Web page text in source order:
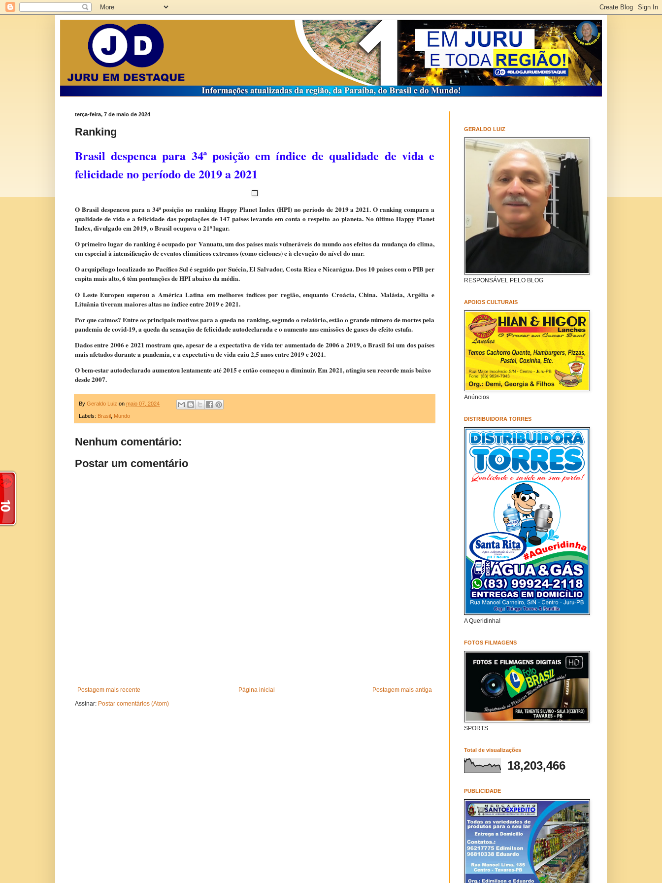
terça-feira, 7 de maio de 2024
Ranking
Brasil despenca para 34ª posição em índice de qualidade de vida e
felicidade no período de 2019 a 2021
O Brasil despencou para a 34ª posição no ranking Happy Planet Index (HPI) no período de 2019 a 2021. O ranking compara a
qualidade de vida e a felicidade das populações de 147 países levando em conta o respeito ao planeta. No último Happy Planet
Index, divulgado em 2019, o Brasil ocupava o 21º lugar.
O primeiro lugar do ranking é ocupado por Vanuatu, um dos países mais vulneráveis do mundo aos efeitos da mudança do clima,
em especial à intensificação de eventos climáticos extremos (como ciclones) e à elevação do nível do mar.
O arquipélago localizado no Pacífico Sul é seguido por Suécia, El Salvador, Costa Rica e Nicarágua. Dos 10 países com o PIB per
capita mais alto, 6 têm pontuações de HPI abaixo da média.
O Leste Europeu superou a América Latina em melhores índices por região, enquanto Croácia, China. Malásia, Argélia e
Lituânia tiveram maiores altas no índice entre 2019 e 2021.
Por que caímos? Entre os principais motivos para a queda no ranking, segundo o relatório, estão o grande número de mortes pela
pandemia de covid-19, a queda da sensação de felicidade autodeclarada e o aumento nas emissões de gases do efeito estufa.
Dados entre 2006 e 2021 mostram que, apesar de a expectativa de vida ter aumentado de 2006 a 2019, o Brasil foi um dos países
mais afetados durante a pandemia, e a expectativa de vida caiu 2,5 anos entre 2019 e 2021.
O bem-estar autodeclarado aumentou lentamente até 2015 e então começou a diminuir. Em 2021, atingiu seu recorde mais baixo
desde 2007.
By Geraldo Luiz on maio 07, 2024
Labels: Brasil Mundo
Nenhum comentário:
Postar um comentário
Postagem mais recente Postagem mais antiga
Página inicial
Assinar: Postar comentários (Atom)
GERALDO LUIZ
RESPONSÁVEL PELO BLOG
APOIOS CULTURAIS
Anúncios
DISTRIBUIDORA TORRES
A Queridinha!
FOTOS FILMAGENS
SPORTS
Total de visualizações
18,203,466
PUBLICIDADE